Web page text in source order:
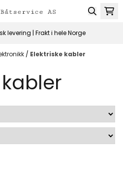
levering | Frakt i hele Norge
/ Elektriske kabler